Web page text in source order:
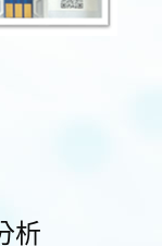
析